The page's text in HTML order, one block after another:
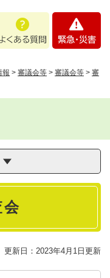
・
報 > 審議会等 > 審議会等 > 審
会
更新日：2023年4月1日更新